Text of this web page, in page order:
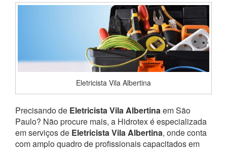
Eletricista Vila Albertina
Precisando de Eletricista Vila Albertinaem São
Paulo? Não procure mais, a Hidrotex é especializada
em serviços de Eletricista Vila Albertina, onde conta
com amplo quadro de profissionais capacitados em